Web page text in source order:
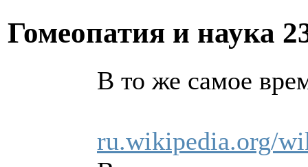
Гомеопатия и наука
В то же самое
ru.wikipedia.org/